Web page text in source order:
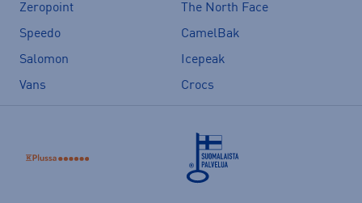
Zeropoint
The North Face
Speedo
CamelBak
Salomon
Icepeak
Vans
Crocs